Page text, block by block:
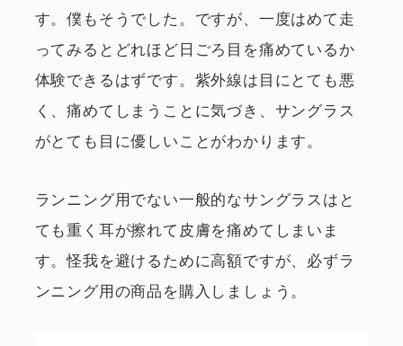
す。僕もそうでした。ですが、一度はめて走
ってみるとどれほど日ごろ目を痛めているか
体験できるはずです。紫外線は目にとても悪
く、痛めてしまうことに気づき、サングラス
がとても目に優しいことがわかります。
ランニング用でない一般的なサングラスはと
ても重く耳が擦れて皮膚を痛めてしまいま
す。怪我を避けるために高額ですが、必ずラ
ンニング用の商品を購入しましょう。